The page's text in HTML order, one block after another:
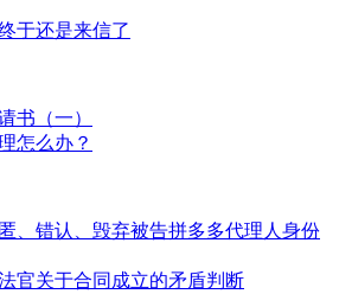
于还是来信了
书（一）
怎么办？
、错认、毁弃被告拼多多代理人身份
官关于合同成立的矛盾判断